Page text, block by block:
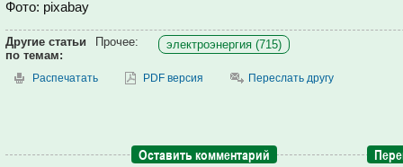
Фото: pixabay
Другие статьи
по темам:
Прочее: электроэнергия (715)
Распечатать PDF версия Переслать другу
Оставить комментарий